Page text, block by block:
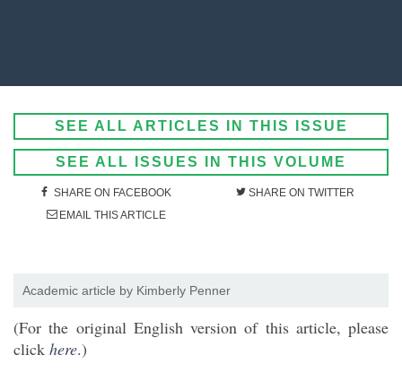
SEE ALL ARTICLES IN THIS ISSUE
SEE ALL ISSUES IN THIS VOLUME
SHARE ON FACEBOOK
SHARE ON TWITTER
EMAIL THIS ARTICLE
Academic article by Kimberly Penner
(For the original English version of this article, please
click here.)